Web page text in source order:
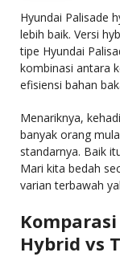
Hyundai Palisade
lebih baik. Versi
tipe Hyundai
kombinasi antara
efisiensi bahan
Menariknya,
banyak orang
standarnya. Baik
Mari kita bedah
varian terbawah
Hybrid vs